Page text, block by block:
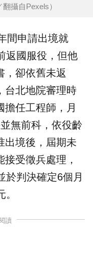
攝自Pexels）
間申請出境就
返國服役，但他
，卻依舊未返
台北地院審理時
擔任工程師 ，月
無前科，依役齡
出境後，屆期未
受徵兵處理，
於判決確定6個月
讀